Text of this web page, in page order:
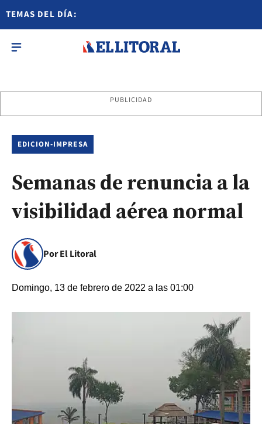
TEMAS DEL DÍA:
PUBLICIDAD
EDICION-IMPRESA
Semanas de renuncia a la
visibilidad aérea normal
Por El Litoral
Domingo, 13 de febrero de 2022 a las 01:00